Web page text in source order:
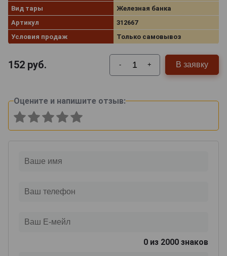
Вид тары
Железная банка
Артикул
312667
Условия продаж
Только самовывоз
152 руб. - + В заявку
Оцените и напишите отзыв:
0 из 2000 знаков